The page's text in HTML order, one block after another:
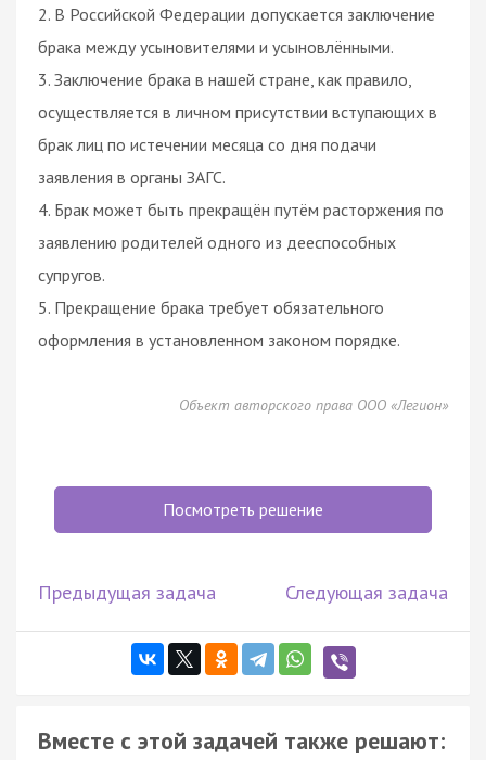
2. В Российской Федерации допускается заключение
брака между усыновителями и усыновлёнными.
3. Заключение брака в нашей стране, как правило,
осуществляется в личном присутствии вступающих в
брак лиц по истечении месяца со дня подачи
заявления в органы ЗАГС.
4. Брак может быть прекращён путём расторжения по
заявлению родителей одного из дееспособных
супругов.
5. Прекращение брака требует обязательного
оформления в установленном законом порядке.
Объект авторского права ООО «Легион»
Посмотреть решение
Предыдущая задача Следующая задача
Вместе с этой задачей также решают: